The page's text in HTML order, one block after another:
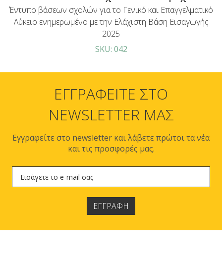
Έντυπο βάσεων σχολών για το Γενικό και Επαγγελματικό
Λύκειο ενημερωμένο με την Ελάχιστη Βάση Εισαγωγής
2025
SKU: 042
ΕΓΓΡΑΦΕΙΤΕ ΣΤΟ
NEWSLETTER ΜΑΣ
Εγγραφείτε στο newsletter και λάβετε πρώτοι τα νέα
και τις προσφορές μας.
ΕΓΓΡΑΦΗ